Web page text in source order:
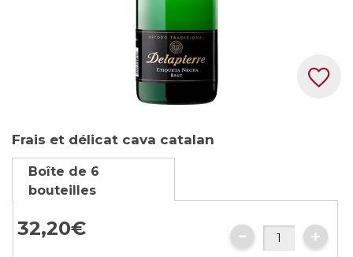
to
the
beginning
of
the
images
Frais et délicat cava catalan
Boîte de 6
bouteilles
32,20€